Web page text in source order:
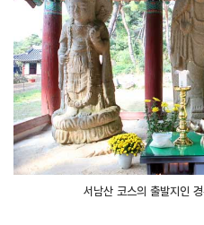
서남산 코스의 출발지인